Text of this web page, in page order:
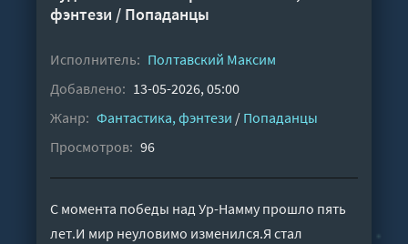
фэнтези / Попаданцы
Исполнитель: Полтавский Максим
Добавлено: 13-05-2026, 05:00
Жанр: Фантастика, фэнтези / Попаданцы
Просмотров: 96
С момента победы над Ур-Намму прошло пять
лет.И мир неуловимо изменился.Я стал